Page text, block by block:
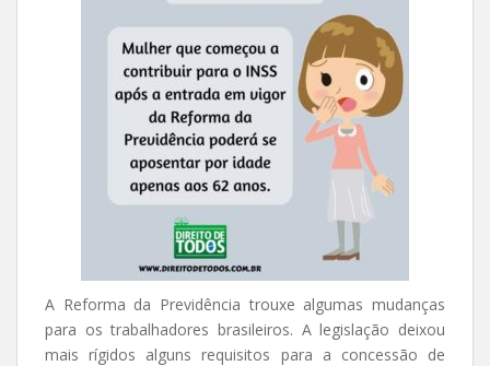
A Reforma da Previdência trouxe algumas mudanças
para os trabalhadores brasileiros. A legislação deixou
mais rígidos alguns requisitos para a concessão de